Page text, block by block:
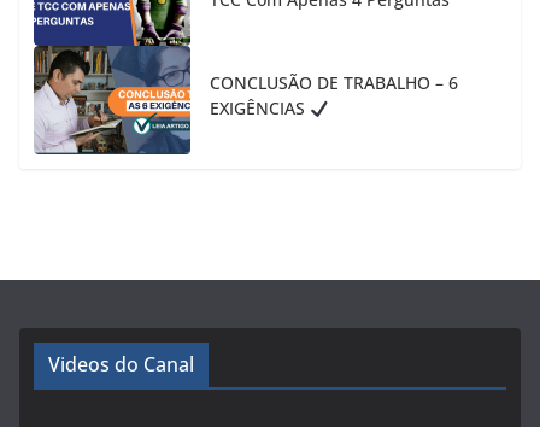
CONCLUSÃO DE TRABALHO – 6
EXIGÊNCIAS
Videos do Canal